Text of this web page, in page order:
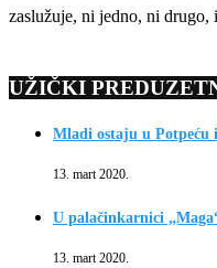
zaslužuje, ni jedno, ni
UŽIČKI
Mladi ostaju u
13. mart 2020.
U palačinkarnici
13. mart 2020.